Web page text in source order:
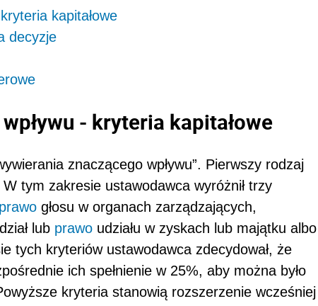
kapitałowe
decyzje
- kryteria kapitałowe
znaczącego wpływu”. Pierwszy rodzaj
tym zakresie ustawodawca wyróżnił trzy
prawo głosu w organach zarządzających,
lub prawo udziału w zyskach lub majątku albo
tych kryteriów ustawodawca zdecydował, że
ich spełnienie w 25%, aby można było
kryteria stanowią rozszerzenie wcześniej